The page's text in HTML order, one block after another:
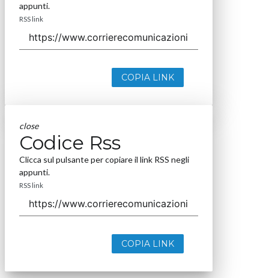
appunti.
RSS link
COPIA LINK
close
Codice Rss
Clicca sul pulsante per copiare il link RSS negli
appunti.
RSS link
COPIA LINK